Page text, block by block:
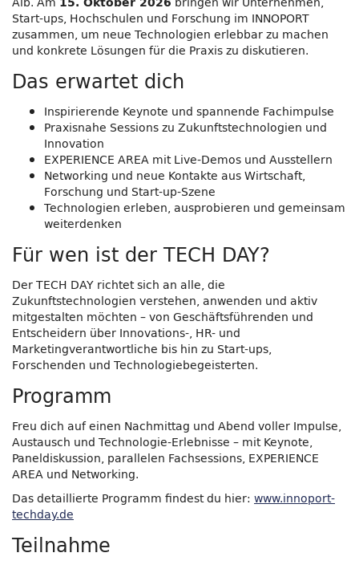
Start-ups, Hochschulen und Forschung im INNOPORT
zusammen, um neue Technologien erlebbar zu machen
und konkrete Lösungen für die Praxis zu diskutieren.
Das erwartet dich
Inspirierende Keynote und spannende Fachimpulse
Praxisnahe Sessions zu Zukunftstechnologien und
Innovation
EXPERIENCE AREA mit Live-Demos und Ausstellern
Networking und neue Kontakte aus Wirtschaft,
Forschung und Start-up-Szene
Technologien erleben, ausprobieren und gemeinsam
weiterdenken
Für wen ist der TECH DAY?
Der TECH DAY richtet sich an alle, die
Zukunftstechnologien verstehen, anwenden und aktiv
mitgestalten möchten – von Geschäftsführenden und
Entscheidern über Innovations-, HR- und
Marketingverantwortliche bis hin zu Start-ups,
Forschenden und Technologiebegeisterten.
Programm
Freu dich auf einen Nachmittag und Abend voller Impulse,
Austausch und Technologie-Erlebnisse – mit Keynote,
Paneldiskussion, parallelen Fachsessions, EXPERIENCE
AREA und Networking.
Das detaillierte Programm findest du hier: www.innoport-
techday.de
Teilnahme